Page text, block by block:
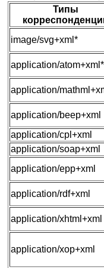
Типы
image/svg+xml*
application/atom+xml*
application/
application/beep+xml
application/cpl+xml
application/soap+xml
application/epp+xml
application/rdf+xml
application/xhtml+xml
application/xop+xml